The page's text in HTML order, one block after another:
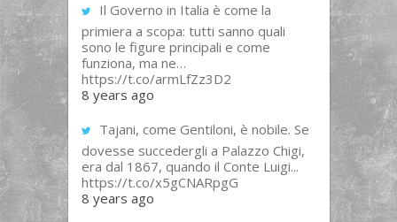
Il Governo in Italia è come la
primiera a scopa: tutti sanno quali
sono le figure principali e come
funziona, ma ne…
https://t.co/armLfZz3D2
8 years ago
Tajani, come Gentiloni, è nobile. Se
dovesse succedergli a Palazzo Chigi,
era dal 1867, quando il Conte Luigi...
https://t.co/x5gCNARpgG
8 years ago